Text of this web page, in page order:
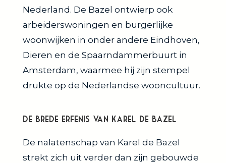
Nederland. De Bazel ontwierp ook
arbeiderswoningen en burgerlijke
woonwijken in onder andere Eindhoven,
Dieren en de Spaarndammerbuurt in
Amsterdam, waarmee hij zijn stempel
drukte op de Nederlandse wooncultuur.
De Brede Erfenis van Karel de Bazel
De nalatenschap van Karel de Bazel
strekt zich uit verder dan zijn gebouwde